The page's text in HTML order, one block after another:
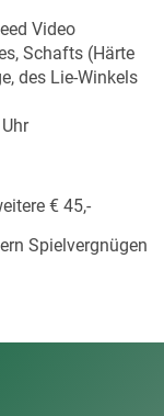
Video
Schafts (Härte
des Lie-Winkels
€ 45,-
Spielvergnügen